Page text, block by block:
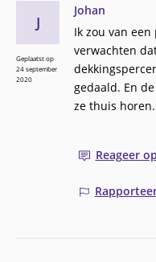
Johan
Ik zou van een
verwachten
gedaald. En
ze thuis horen.
Reageer
J
Geplaatst op
24 september
2020